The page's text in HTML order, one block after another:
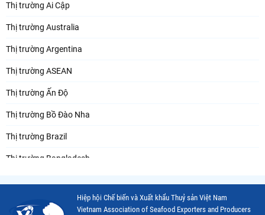
Thị trường Ai Cập
Thị trường Australia
Thị trường Argentina
Thị trường ASEAN
Thị trường Ấn Độ
Thị trường Bồ Đào Nha
Thị trường Brazil
Thị trường Bangladesh
Thị trường Canada
Hiệp hội Chế biến và Xuất khẩu Thuỷ sản Việt Nam
Vietnam Association of Seafood Exporters and Producers